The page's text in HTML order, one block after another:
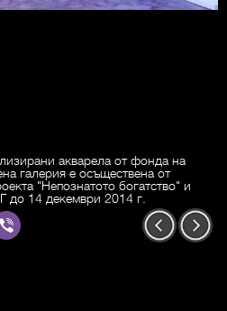
акварела от фонда на
галерия е осъществена от
"Непознатото богатство" и
до 14 декември 2014 г.